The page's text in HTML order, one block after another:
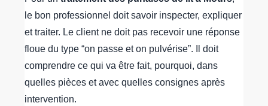
le bon professionnel doit savoir inspecter, expliquer
et traiter. Le client ne doit pas recevoir une réponse
floue du type “on passe et on pulvérise”. Il doit
comprendre ce qui va être fait, pourquoi, dans
quelles pièces et avec quelles consignes après
intervention.